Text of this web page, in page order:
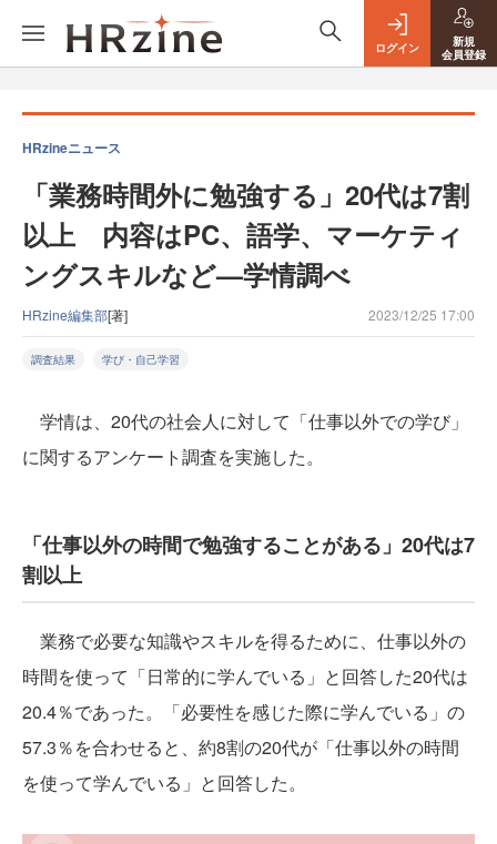
ログイン
新規
会員登録
HRzineニュース
「業務時間外に勉強する」20代は7割
以上 内容はPC、語学、マーケティ
ングスキルなど—学情調べ
HRzine編集部[著] 2023/12/25 17:00
調査結果 学び・自己学習
学情は、20代の社会人に対して「仕事以外での学び」
に関するアンケート調査を実施した。
「仕事以外の時間で勉強することがある」20代は7
割以上
業務で必要な知識やスキルを得るために、仕事以外の
時間を使って「日常的に学んでいる」と回答した20代は
20.4％であった。「必要性を感じた際に学んでいる」の
57.3％を合わせると、約8割の20代が「仕事以外の時間
を使って学んでいる」と回答した。